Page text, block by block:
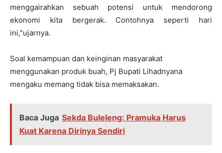
menggairahkan sebuah potensi untuk mendorong
ekonomi kita bergerak. Contohnya seperti hari
ini,"ujarnya.
Soal kemampuan dan keinginan masyarakat
menggunakan produk buah, Pj Bupati Lihadnyana
mengaku memang tidak bisa memaksakan.
Baca Juga Sekda Buleleng: Pramuka Harus
Kuat Karena Dirinya Sendiri